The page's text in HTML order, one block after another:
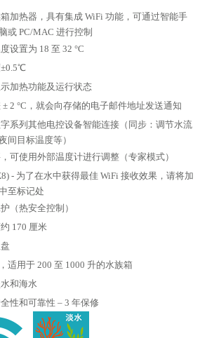
加热器，具有集成 WiFi 功能，可通过智能手
或 PC/MAC 进行控制
设置为 18 至 32 °C
±0.5℃
加热功能及运行状态
± 2 °C，就会向存储的电子邮件地址发送通知
系列其他电控设备智能连接（同步：调节水流
间目标温度等）
可使用外部温度计进行调整（专家模式）
- 为了在水中获得最佳 WiFi 接收效果，请将加
至标记处
（热安全控制）
170 厘米
适用于 200 至 1000 升的水族箱
和海水
性和可靠性 – 3 年保修